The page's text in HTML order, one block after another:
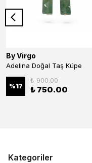
By Virgo
Adelina Doğal Taş Küpe
%17
₺ 900.00
₺ 750.00
Kategoriler